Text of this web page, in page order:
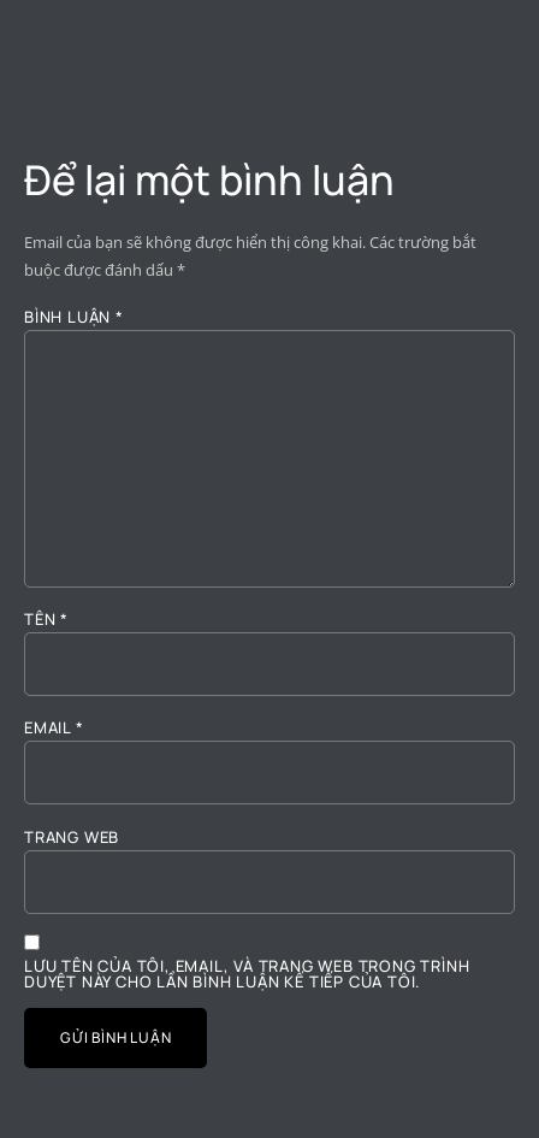
Để lại một bình luận
Email của bạn sẽ không được hiển thị công khai.Các trường bắt
buộc được đánh dấu *
BÌNH LUẬN *
TÊN*
EMAIL *
TRANG WEB
LƯU TÊN CỦA TÔI, EMAIL, VÀ TRANG WEB TRONG TRÌNH
DUYỆT NÀY CHO LẦN BÌNH LUẬN KẾ TIẾP CỦA TÔI.